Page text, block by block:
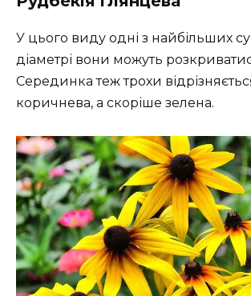
У цього виду одні з найбільших
діаметрі вони можуть
Серединка теж трохи
коричнева, а скоріше зелена.